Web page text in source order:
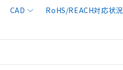
CAD RoHS/REACH対応状況